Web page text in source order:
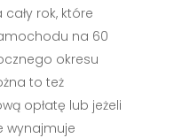
rok, które
na 60
okresu
to też
opłatę lub jeżeli
wynajmuje